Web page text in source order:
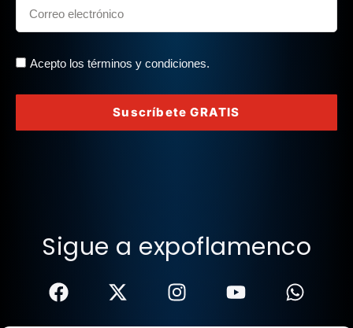
Acepto los términos y condiciones.
Suscríbete GRATIS
Sigue a expoflamenco